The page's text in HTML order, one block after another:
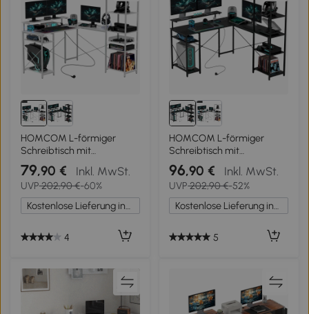
HOMCOM L-förmiger
Schreibtisch mit
Ladestation, Eck-
Computertisch mit
Monitorständer und
Regalen, für Homeoffice,
Büro, Weiß
79,90 € Inkl. MwSt.
UVP202,90 €-60%
Kostenlose Lieferung innerhalb Deutschlands
4
HOMCOM L-förmiger
Schreibtisch mit
Ladestation, Eck-
Computertisch mit
Monitorständer und
Regalen, für Homeoffice,
Büro, Schwarz
96,90 € Inkl. MwSt.
UVP202,90 €-52%
Kostenlose Lieferung innerhalb Deutschlands
5